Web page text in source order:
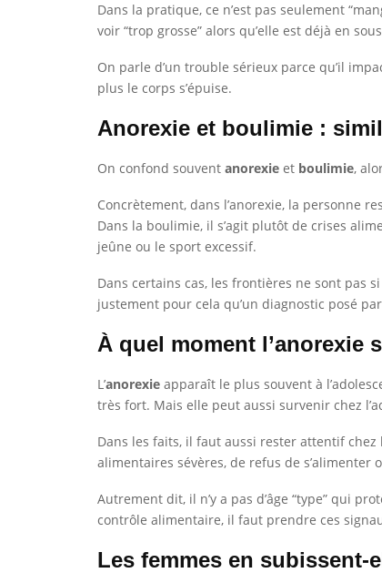
Dans la pratique, ce n’est pas seulement
voir “trop grosse” alors qu’elle est déjà en
On parle d’un trouble sérieux parce qu’il
plus le corps s’épuise.
Anorexie et boulimie :
On confond souvent anorexie et boulimie,
Concrètement, dans l’anorexie, la personne
Dans la boulimie, il s’agit plutôt de crises
jeûne ou le sport excessif.
Dans certains cas, les frontières ne sont pas
justement pour cela qu’un diagnostic posé
À quel moment l’anorexie
L’anorexie apparaît le plus souvent à
très fort. Mais elle peut aussi survenir chez
Dans les faits, il faut aussi rester attentif
alimentaires sévères, de refus de
Autrement dit, il n’y a pas d’âge “type” qui
contrôle alimentaire, il faut prendre ces
Les femmes en subissent-